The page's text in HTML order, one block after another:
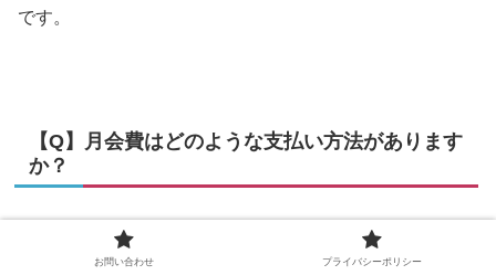
です。
【Q】月会費はどのような支払い方法があります
か？
【A】月会費のお支払いは、銀行口座引落しのみとなりま
お問い合わせ プライバシーポリシー